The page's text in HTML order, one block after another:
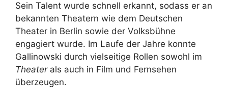
Sein Talent wurde schnell erkannt, sodass er an
bekannten Theatern wie dem Deutschen
Theater in Berlin sowie der Volksbühne
engagiert wurde. Im Laufe der Jahre konnte
Gallinowski durch vielseitige Rollen sowohl im
Theaterals auch in Film und Fernsehen
überzeugen.